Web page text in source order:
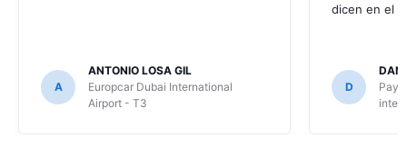
A
ANTONIO LOSA GIL
Europcar Dubai International
Airport - T3
dicen en el
D